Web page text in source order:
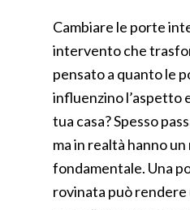
Cambiare le porte
intervento che
pensato a quanto le
influenzino l’aspetto
tua casa? Spesso
ma in realtà hanno
fondamentale. Una
rovinata può